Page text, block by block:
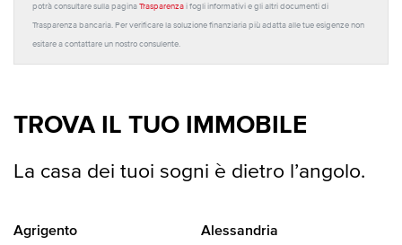
potrà consultare sulla pagina Trasparenza i fogli informativi e gli altri documenti di
Trasparenza bancaria. Per verificare la soluzione finanziaria più adatta alle tue esigenze non
esitare a contattare un nostro consulente.
TROVA IL TUO IMMOBILE
La casa dei tuoi sogni è dietro l’angolo.
Agrigento Alessandria